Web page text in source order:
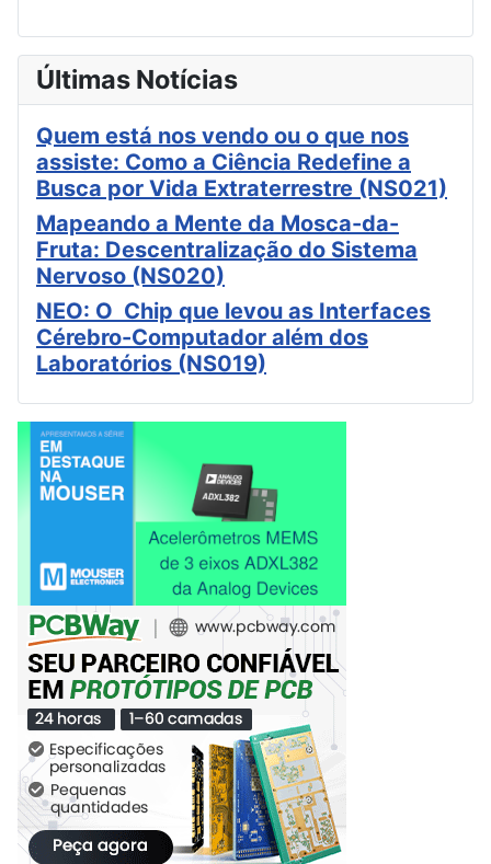
Últimas Notícias
Quem está nos vendo ou o que nos
assiste: Como a Ciência Redefine a
Busca por Vida Extraterrestre (NS021)
Mapeando a Mente da Mosca-da-
Fruta: Descentralização do Sistema
Nervoso (NS020)
NEO: O Chip que levou as Interfaces
Cérebro-Computador além dos
Laboratórios (NS019)